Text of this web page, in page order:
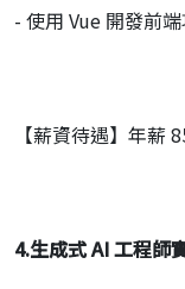
- 使用 Vue 開發前
【薪資待遇】年薪
4.生成式AI工程師